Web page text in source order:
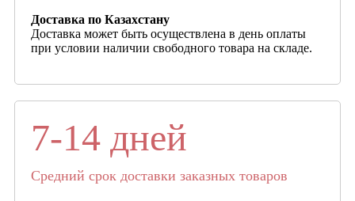
Доставка по Казахстану
Доставка может быть осуществлена в день оплаты
при условии наличии свободного товара на складе.
7-14 дней
Средний срок доставки заказных товаров